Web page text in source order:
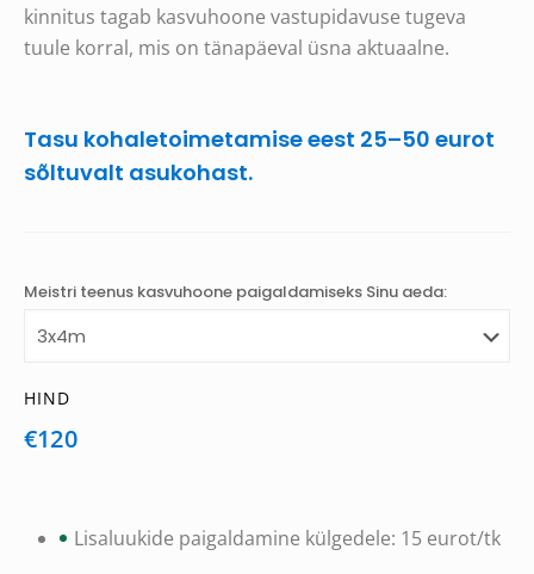
kinnitus tagab kasvuhoone vastupidavuse tugeva
tuule korral, mis on tänapäeval üsna aktuaalne.
Tasu kohaletoimetamise eest 25–50 eurot
sõltuvalt asukohast.
Meistri teenus kasvuhoone paigaldamiseks Sinu aeda:
HIND
€120
Lisaluukide paigaldamine külgedele: 15 eurot/tk